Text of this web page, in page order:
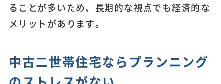
ることが多いため、長期的な視点でも経済的な
メリットがあります。
中古二世帯住宅ならプランニング